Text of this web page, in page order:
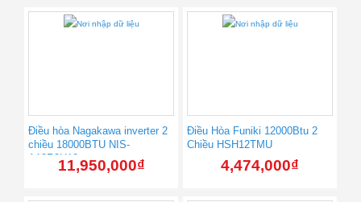
Điều hòa Nagakawa inverter 2
chiều 18000BTU NIS-
A18R2H1011,950,000₫
Điều Hòa Funiki 12000Btu 2
Chiều HSH12TMU
4,474,000₫